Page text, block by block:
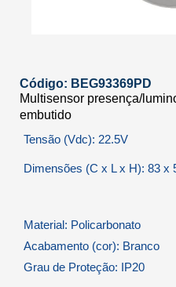
Código: BEG93369PD
Multisensor presença/
embutido
Tensão (Vdc): 22.5V
Dimensões (C x L x H): 83 x
Material: Policarbonato
Acabamento (cor): Branco
Grau de Proteção: IP20